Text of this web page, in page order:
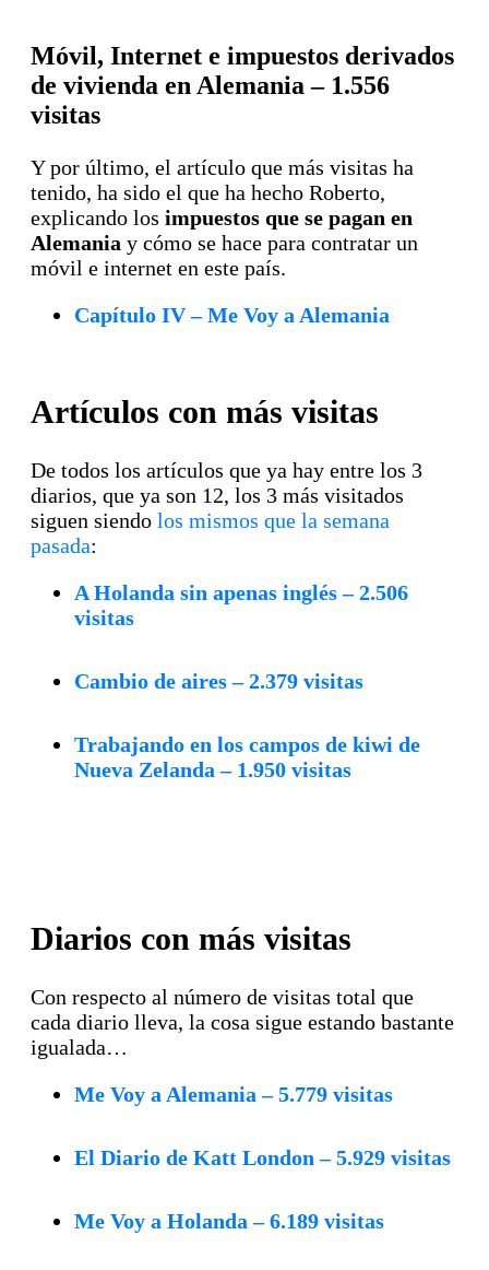
Móvil, Internet e impuestos derivados
de vivienda en Alemania – 1.556
visitas
Y por último, el artículo que más visitas ha
tenido, ha sido el que ha hecho Roberto,
explicando los impuestos que se pagan en
Alemania y cómo se hace para contratar un
móvil e internet en este país.
Capítulo IV – Me Voy a Alemania
Artículos con más visitas
De todos los artículos que ya hay entre los 3
diarios, que ya son 12, los 3 más visitados
siguen siendo los mismos que la semana
pasada:
A Holanda sin apenas inglés – 2.506
visitas
Cambio de aires – 2.379 visitas
Trabajando en los campos de kiwi de
Nueva Zelanda – 1.950 visitas
Diarios con más visitas
Con respecto al número de visitas total que
cada diario lleva, la cosa sigue estando bastante
igualada…
Me Voy a Alemania – 5.779 visitas
El Diario de Katt London – 5.929 visitas
Me Voy a Holanda – 6.189 visitas